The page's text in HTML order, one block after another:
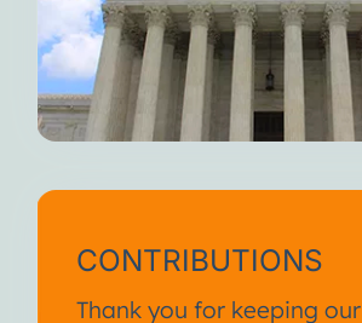
CONTRIBUTIONS
Thank you for keeping our